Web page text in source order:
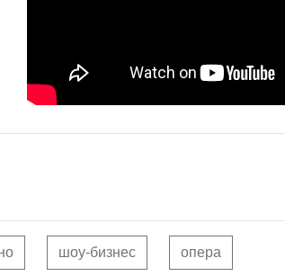
шоу-бизнес опера